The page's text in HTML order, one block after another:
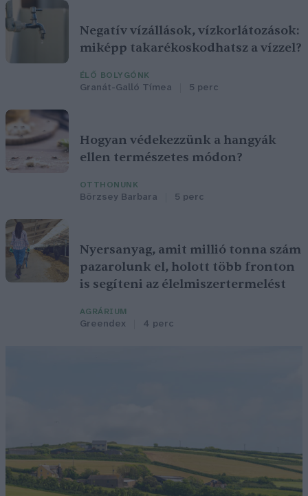
Negatív vízállások, vízkorlátozások:
miképp takarékoskodhatsz a vízzel?
ÉLŐ BOLYGÓNK
Granát-Galló Tímea 5 perc
Hogyan védekezzünk a hangyák
ellen természetes módon?
OTTHONUNK
Börzsey Barbara 5 perc
Nyersanyag, amit millió tonna szám
pazarolunk el, holott több fronton
is segíteni az élelmiszertermelést
AGRÁRIUM
Greendex 4 perc